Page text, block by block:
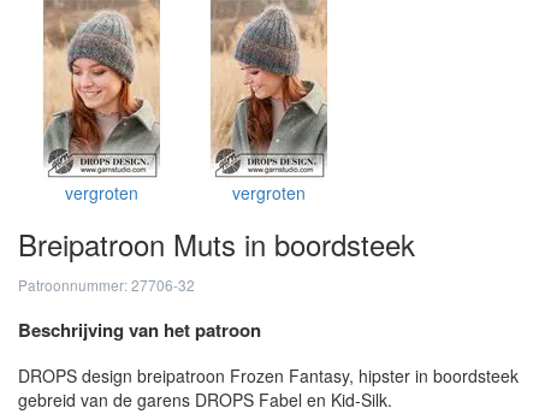
vergroten vergroten
Breipatroon Muts in boordsteek
Patroonnummer: 27706-32
Beschrijving van het patroon
DROPS design breipatroon Frozen Fantasy, hipster in boordsteek
gebreid van de garens DROPS Fabel en Kid-Silk.